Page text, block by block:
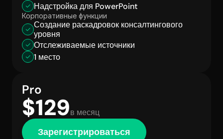
Надстройка для PowerPoint
Корпоративные функции
Создание раскадровок консалтингового
уровня
Отслеживаемые источники
1 место
Pro
$129в месяц
Зарегистрироваться